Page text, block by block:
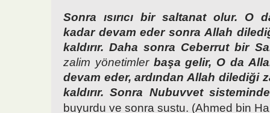
Sonra ısırıcı bir saltanat olur. O
kadar devam eder sonra Allah
kaldırır. Daha sonra Ceberrut bir
zalim yönetimler başa gelir, O da
devam eder, ardından Allah dilediği
kaldırır. Sonra Nubuvvet
buyurdu ve sonra sustu. (Ahmed bin